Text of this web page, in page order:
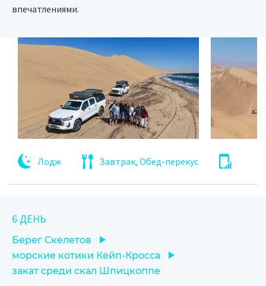
впечатлениями.
Лодж Завтрак, Обед-перекус
6 ДЕНЬ
Берег Скелетов
морские котики Кейп-Кросса
закат среди скал Шпицкоппе